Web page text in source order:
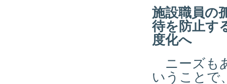
施設職員の
待を防止す
度化へ
ニーズも
いうことで